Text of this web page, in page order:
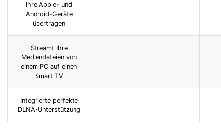
Ihre Apple- und
Android-Geräte
übertragen
Streamt Ihre
Mediendateien von
einem PC auf einen
Smart TV
Integrierte perfekte
DLNA-Unterstützung